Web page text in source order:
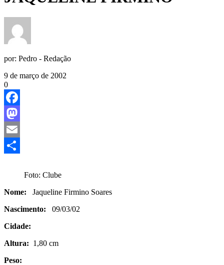
por: Pedro - Redação
9 de março de 2002
0
Facebook
Mastodon
Email
Foto: Clube
Nome: Jaqueline Firmino Soares
Nascimento: 09/03/02
Cidade:
Altura: 1,80 cm
Peso: